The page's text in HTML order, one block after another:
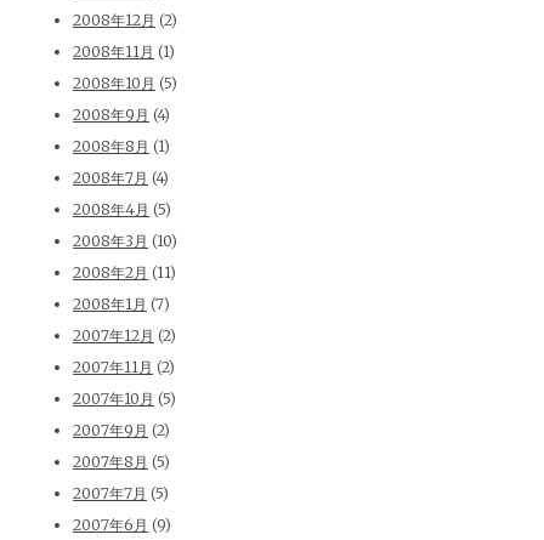
2008年12月 (2)
2008年11月 (1)
2008年10月 (5)
2008年9月 (4)
2008年8月 (1)
2008年7月 (4)
2008年4月 (5)
2008年3月 (10)
2008年2月 (11)
2008年1月 (7)
2007年12月 (2)
2007年11月 (2)
2007年10月 (5)
2007年9月 (2)
2007年8月 (5)
2007年7月 (5)
2007年6月 (9)